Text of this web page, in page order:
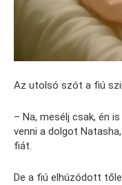
Az utolsó szót a fiú
– Na, mesélj csak, én
venni a dolgot
fiát.
De a fiú elhúzódott